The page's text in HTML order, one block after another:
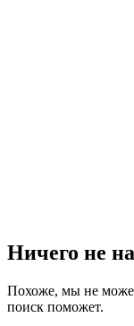
Ничего не
Похоже, мы не
поиск поможет.